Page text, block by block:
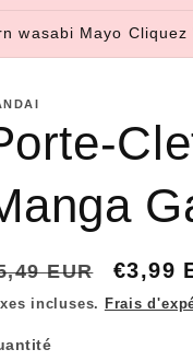
wasabi Mayo Cliquez
EUR
Prix
€3,99
incluses. Frais